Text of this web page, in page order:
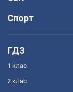
Спорт
ГДЗ
1 клас
2 клас